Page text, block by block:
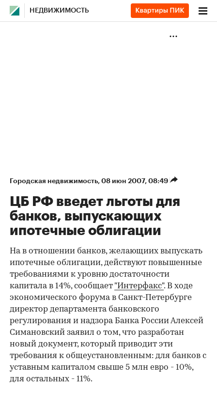
НЕДВИЖИМОСТЬ
Городская недвижимость⁠, 08 июн 2007, 08:49
ЦБ РФ введет льготы для
банков, выпускающих
ипотечные облигации
На в отношении банков, желающиих выпускать
ипотечные облигации, действуют повышенные
требованиями к уровню достаточности
капитала в 14%, сообщает "Интерфакс". В ходе
экономического форума в Санкт-Петербурге
директор департамента банковского
регулирования и надзора Банка России Алексей
Симановский заявил о том, что разработан
новый документ, который приводит эти
требования к общеустановленным: для банков с
уставным капиталом свыше 5 млн евро - 10%,
для остальных - 11%.